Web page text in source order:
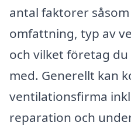
antal faktorer
omfattning, typ av
och vilket företag
med. Generellt kan
ventilationsfirma
reparation och